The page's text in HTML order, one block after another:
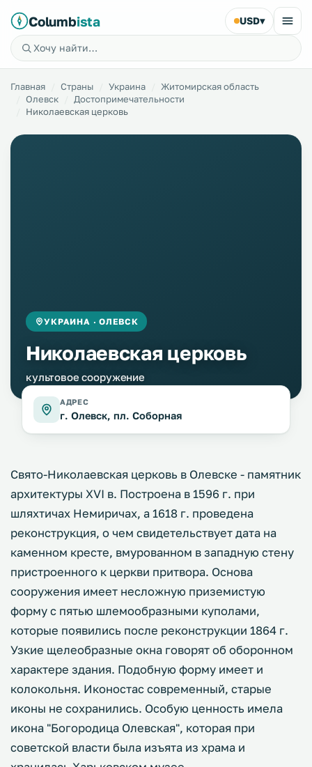
Columbista USD▾
Главная Страны Украина
Житомирская область
Олевск
Достопримечательности
Николаевская церковь
УКРАИНА · ОЛЕВСК
Николаевская церковь
культовое сооружение
АДРЕС
г. Олевск, пл. Соборная
Свято-Николаевская церковь в Олевске - памятник
архитектуры ХVІ в. Построена в 1596 г. при
шляхтичах Немиричах, а 1618 г. проведена
реконструкция, о чем свидетельствует дата на
каменном кресте, вмурованном в западную стену
пристроенного к церкви притвора. Основа
сооружения имеет несложную приземистую
форму с пятью шлемообразными куполами,
которые появились после реконструкции 1864 г.
Узкие щелеобразные окна говорят об оборонном
характере здания. Подобную форму имеет и
колокольня. Иконостас современный, старые
иконы не сохранились. Особую ценность имела
икона "Богородица Олевская", которая при
советской власти была изъята из храма и